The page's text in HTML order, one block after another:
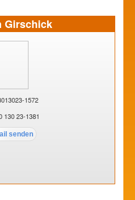
Girschick
1572
130 23-1381